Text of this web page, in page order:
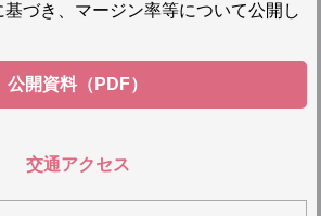
づき、マージン率等について公開し
公開資料（PDF）
交通アクセス